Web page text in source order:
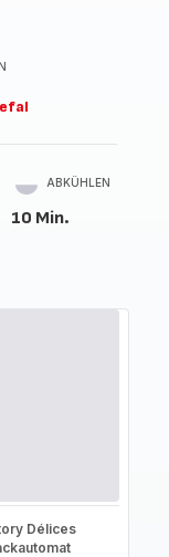
ABKÜHLEN
10 Min.
Délices